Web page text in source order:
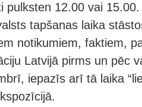
pulksten 12.00 vai
tapšanas laika
notikumiem, faktiem,
Latvijā pirms un pēc
iepazīs arī tā laika